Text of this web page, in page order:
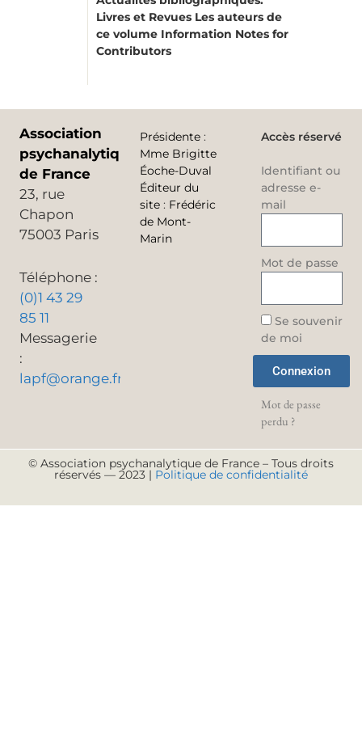
Livres et Revues Les auteurs de
ce volume Information Notes for
Contributors
Association
psychanalytique
de France
23, rue
Chapon
75003 Paris
Téléphone :
(0)1 43 29
85 11
Messagerie
:
lapf@orange.fr
Présidente :
Mme Brigitte
Éoche-Duval
Éditeur du
site : Frédéric
de Mont-
Marin
Accès réservé
Identifiant ou
adresse e-
mail
Mot de passe
Se souvenir
de moi
Connexion
Mot de passe
perdu ?
© Association psychanalytique de France – Tous droits
réservés — 2023 | Politique de confidentialité